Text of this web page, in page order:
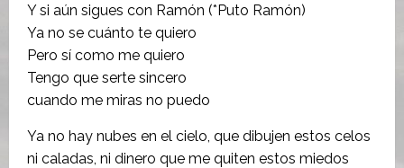
Y si aún sigues con Ramón (*Puto Ramón)
Ya no se cuánto te quiero
Pero sí como me quiero
Tengo que serte sincero
cuando me miras no puedo
Ya no hay nubes en el cielo, que dibujen estos celos
ni caladas, ni dinero que me quiten estos miedos